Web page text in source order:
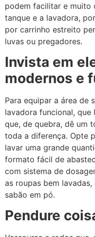
podem facilitar e muito
tanque e a lavadora,
por carrinho estreito
luvas ou pregadores.
Invista em
modernos e
Para equipar a área de
lavadora funcional, que
que, de quebra, dê um
toda a diferença. Opte
lavar uma grande
formato fácil de
com sistema de
as roupas bem
sabão em pó.
Pendure